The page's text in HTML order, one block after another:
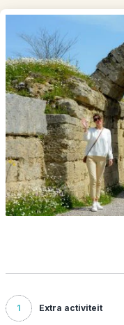
1 Extra activiteit